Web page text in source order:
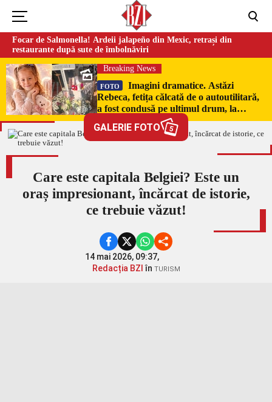
Focar de Salmonella! Ardeii jalapeño din Mexic, retrași din
restaurante după sute de îmbolnăviri
Breaking News
FOTO
Imagini dramatice. Astăzi
Rebeca, fetița călcată de o autoutilitară,
a fost condusă pe ultimul drum, la
Poduri. În sicriul alb al micuței au fost
puși pumni de bani și jucării –
EXCLUSIV
GALERIE FOTO 5
Care este capitala Belgiei? Este un
oraș impresionant, încărcat de istorie,
ce trebuie văzut!
14 mai 2026, 09:37,
Redacția BZI în TURISM